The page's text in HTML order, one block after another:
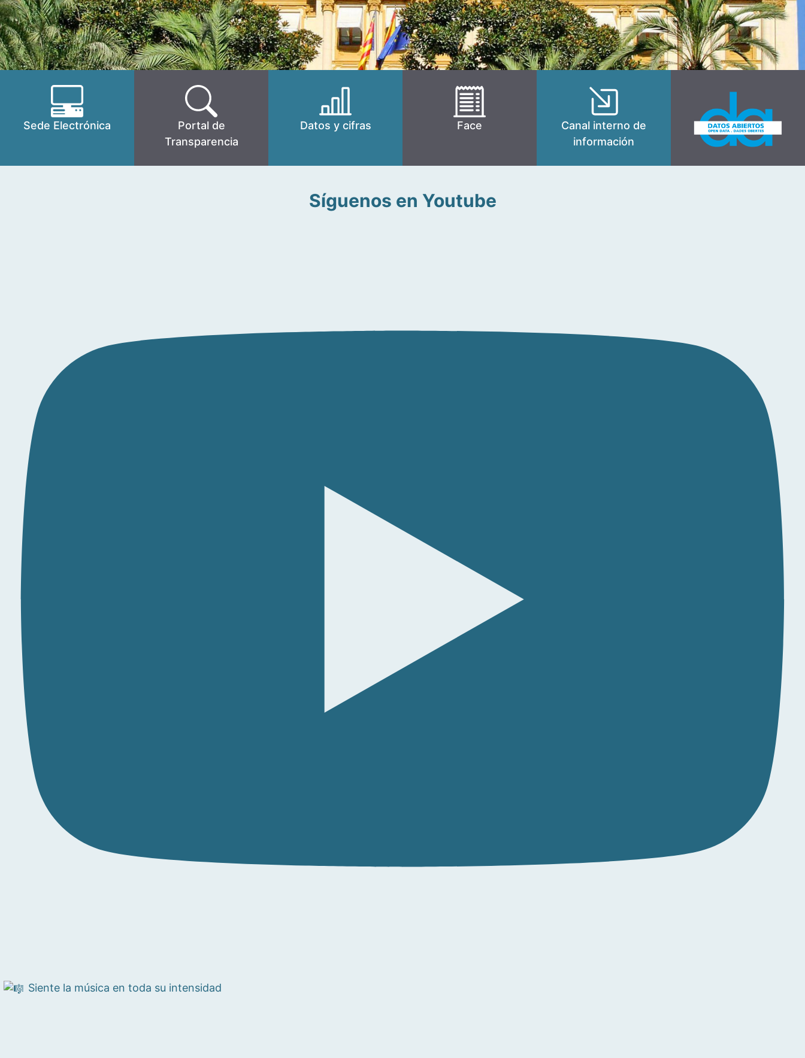
Sede Electrónica
Portal de
Transparencia
Datos y cifras Face
Canal interno de
información
Síguenos en Youtube
Siente la música en toda su intensidad